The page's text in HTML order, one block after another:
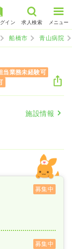
イン 求人検索 メニュー
船橋市 青山病院
当業務未経験可
施設情報
募集中
募集中